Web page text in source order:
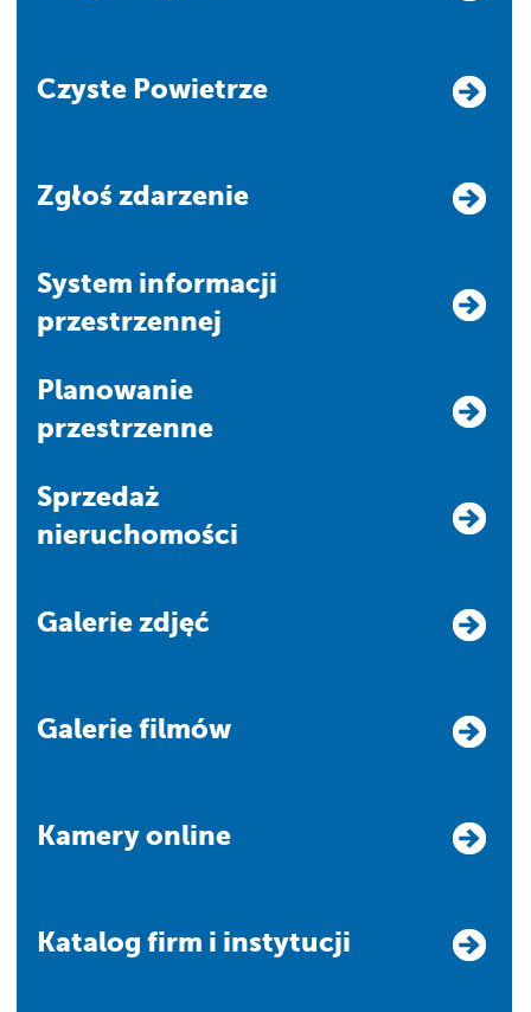
Czyste Powietrze
Zgłoś zdarzenie
system informacji
przestrzennej
Planowanie
przestrzenne
Sprzedaż
nieruchomości
Galerie zdjęć
Galerie filmów
Kamery online
Katalog firm i instytucji